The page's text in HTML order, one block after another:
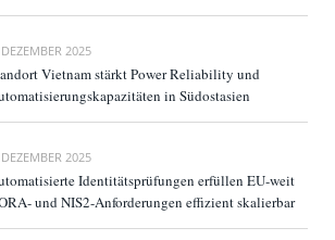
2025
Vietnam stärkt Power Reliability und
in Südostasien
2025
Identitätsprüfungen erfüllen EU-weit
und NIS2-Anforderungen effizient skalierbar